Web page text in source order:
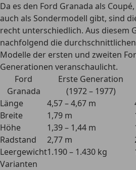
Da es den Ford Granada als
auch als Sondermodell gibt, sind
recht unterschiedlich. Aus diesem
nachfolgend die
Modelle der ersten und zweiten
Generationen veranschaulicht.
Ford
Granada
Erste Generation
(1972 – 1977)
Länge
4,57 – 4,67 m
Breite
1,79 m
Höhe
1,39 – 1,44 m
Radstand
2,77 m
Leergewicht1.190 – 1.430 kg
Varianten